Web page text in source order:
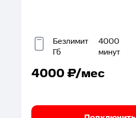
Безлимит
Гб
4000
минут
4000₽/мес